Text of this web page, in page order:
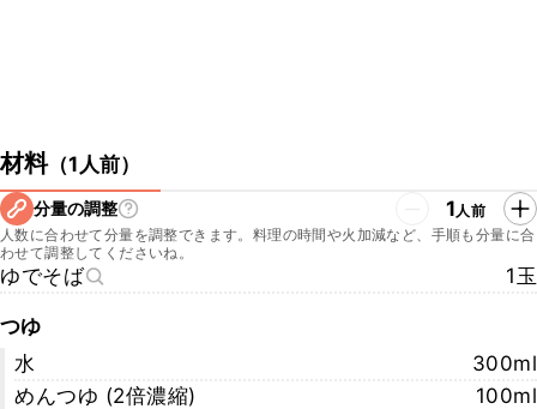
材料（1人前）
分量の調整 1人前
人数に合わせて分量を調整できます。料理の時間や火加減など、手順も分量に合
わせて調整してくださいね。
ゆでそば 1玉
つゆ
水
300ml
めんつゆ (2倍濃縮)
100ml